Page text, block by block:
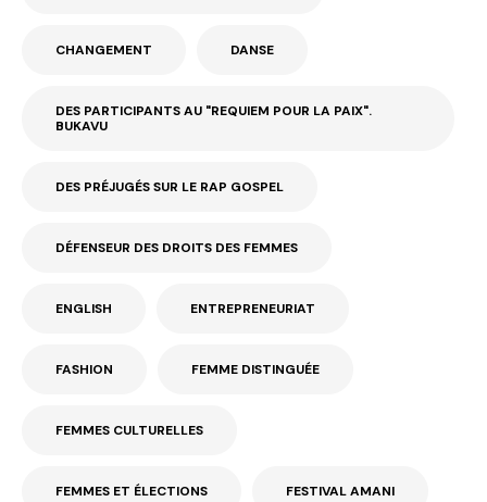
CHANGEMENT DANSE
DES PARTICIPANTS AU "REQUIEM POUR LA PAIX".
BUKAVU
DES PRÉJUGÉS SUR LE RAP GOSPEL
DÉFENSEUR DES DROITS DES FEMMES
ENGLISH ENTREPRENEURIAT
FASHION FEMME DISTINGUÉE
FEMMES CULTURELLES
FEMMES ET ÉLECTIONS FESTIVAL AMANI